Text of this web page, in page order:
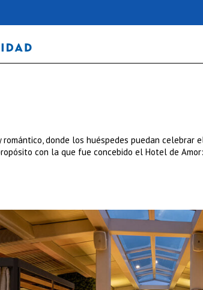
romántico, donde los huéspedes puedan celebrar
con la que fue concebido el Hotel de